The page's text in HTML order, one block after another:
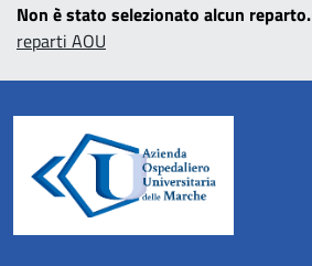
Non è stato selezionato alcun reparto.
reparti AOU